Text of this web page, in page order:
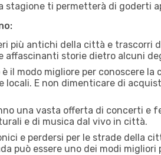
ti permetterà di goderti
più antichi della città e trascorri
affascinanti storie dietro alcuni
il modo migliore per conoscere
E non dimenticare di
una vasta offerta di concerti e
e di musica dal vivo in città.
e perdersi per le strade della
può essere uno dei modi migliori